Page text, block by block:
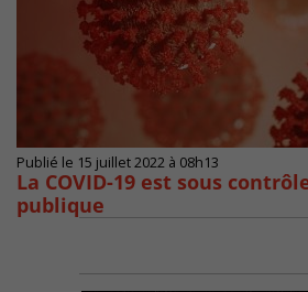
Publié le 15 juillet 2022 à 08h13
La COVID-19 est sous
publique